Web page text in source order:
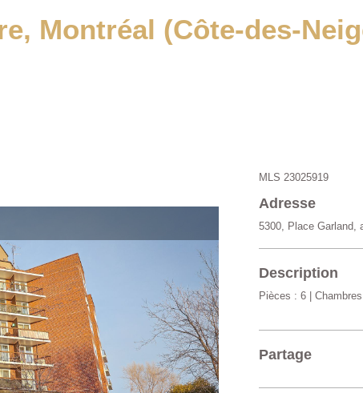
Montréal (Côte-des-
MLS 23025919
Adresse
5300, Place Garland,
Description
Pièces : 6 |
Partage